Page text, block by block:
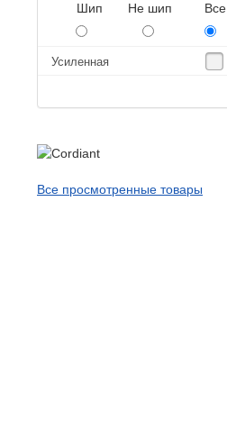
Aplus
Arivo
Armour
Шип Не шип Все
Усиленная
Все просмотренные товары